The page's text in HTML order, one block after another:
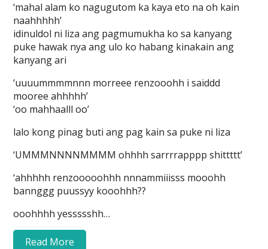
‘mahal alam ko nagugutom ka kaya eto na oh kain
naahhhhh’
idinuldol ni liza ang pagmumukha ko sa kanyang
puke hawak nya ang ulo ko habang kinakain ang
kanyang ari
‘uuuummmmnnn morreee renzooohh i saiddd
mooree ahhhhh’
‘oo mahhaalll oo’
lalo kong pinag buti ang pag kain sa puke ni liza
‘UMMMNNNNMMMM ohhhh sarrrrapppp shittttt’
‘ahhhhh renzooooohhh nnnammiiisss mooohh
bannggg puussyy kooohhh??
ooohhhh yessssshh…
Read More